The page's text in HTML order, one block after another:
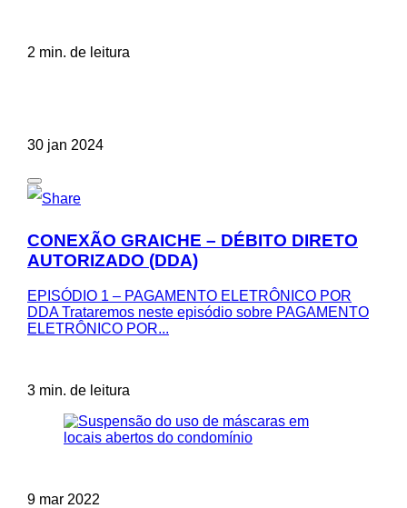
2 min. de leitura
30 jan 2024
CONEXÃO GRAICHE – DÉBITO DIRETO
AUTORIZADO (DDA)
EPISÓDIO 1 – PAGAMENTO ELETRÔNICO POR
DDA Trataremos neste episódio sobre PAGAMENTO
ELETRÔNICO POR...
3 min. de leitura
9 mar 2022